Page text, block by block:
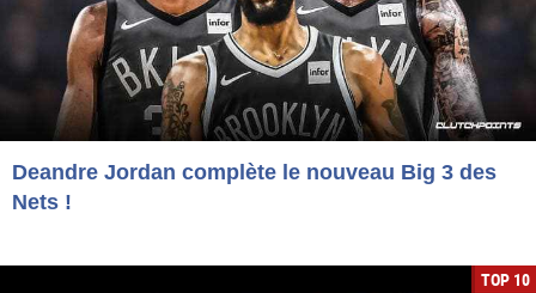
Deandre Jordan complète le nouveau Big 3 des
Nets !
TOP 10